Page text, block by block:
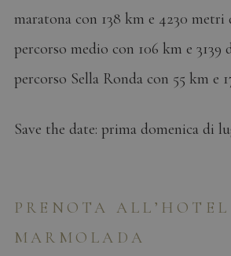
maratona con 138 km e 4230
percorso medio con 106 km e
percorso Sella Ronda con 55 km e
Save the date: prima domenica di
PRENOTA ALL’HOTEL
MARMOLADA